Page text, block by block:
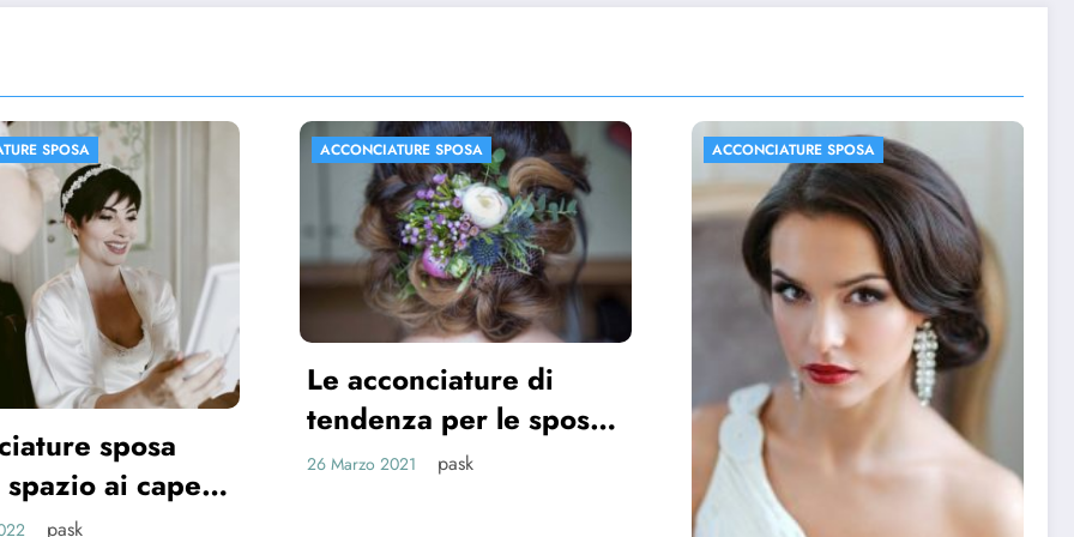
SPOSA
di
per le spose
pask
ACCONCIATURE SPOSA
ACCONCIATURE SPOSA
FOTO MATRIMONIO